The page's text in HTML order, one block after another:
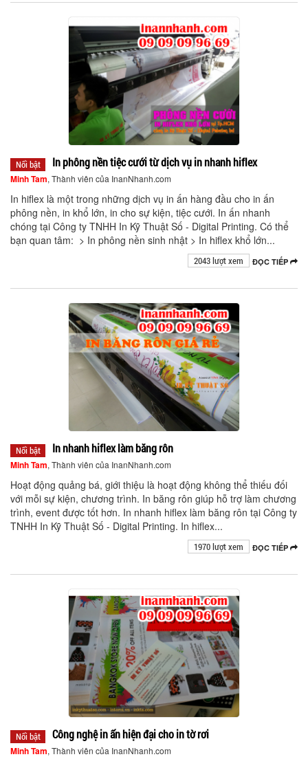
Nổi bật In phông nền tiệc cưới từ dịch vụ in nhanh hiflex
Minh Tam, Thành viên của InanNhanh.com
In hiflex là một trong những dịch vụ in ấn hàng đầu cho in ấn
phông nền, in khổ lớn, in cho sự kiện, tiệc cưới. In ấn nhanh
chóng tại Công ty TNHH In Kỹ Thuật Số - Digital Printing. Có thể
bạn quan tâm: > In phông nền sinh nhật > In hiflex khổ lớn...
ĐỌC TIẾP
2043 lượt xem
Nổi bật In nhanh hiflex làm băng rôn
Minh Tam, Thành viên của InanNhanh.com
Hoạt động quảng bá, giới thiệu là hoạt động không thể thiếu đối
với mỗi sự kiện, chương trình. In băng rôn giúp hỗ trợ làm chương
trình, event được tốt hơn. In nhanh hiflex làm băng rôn tại Công ty
TNHH In Kỹ Thuật Số - Digital Printing. In hiflex...
ĐỌC TIẾP
1970 lượt xem
Nổi bật Công nghệ in ấn hiện đại cho in tờ rơi
Minh Tam, Thành viên của InanNhanh.com